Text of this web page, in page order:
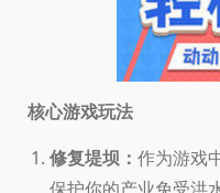
核心游戏玩法
修复堤坝： 作为游戏